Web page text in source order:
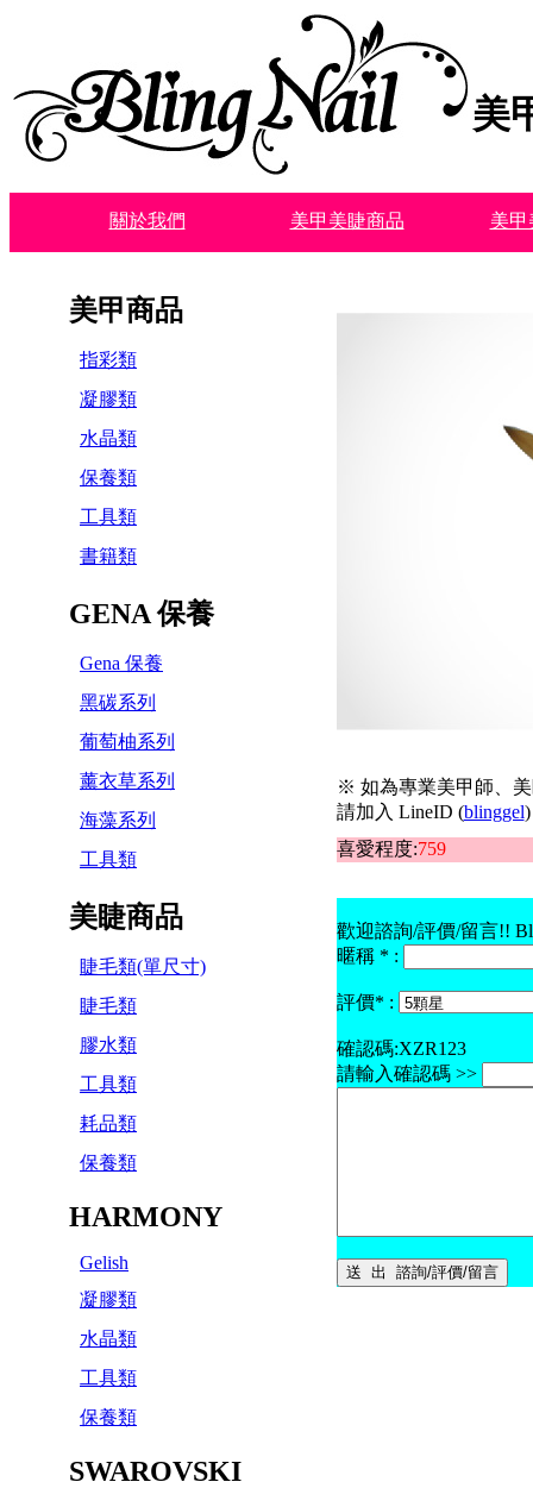
美
關於我們 美甲美睫商品 美甲
美甲商品
指彩類
凝膠類
水晶類
保養類
工具類
書籍類
GENA 保養
Gena 保養
黑碳系列
葡萄柚系列
薰衣草系列
海藻系列
工具類
美睫商品
睫毛類(單尺寸)
睫毛類
膠水類
工具類
耗品類
保養類
HARMONY
Gelish
凝膠類
水晶類
工具類
保養類
SWAROVSKI
※ 如為專業美甲師、
請加入 LineID (blinggel)
喜愛程度:759
歡迎諮詢/評價/留言!!
暱稱 * :
評價* :
確認碼:XZR123
請輸入確認碼 >>